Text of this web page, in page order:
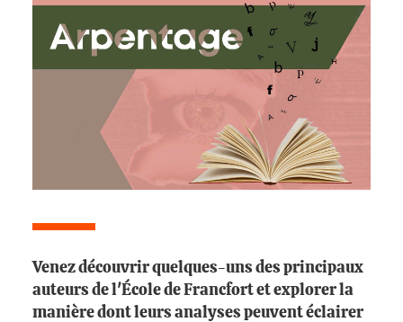
Venez découvrir quelques-uns des principaux
auteurs de l'École de Francfort et explorer la
manière dont leurs analyses peuvent éclairer